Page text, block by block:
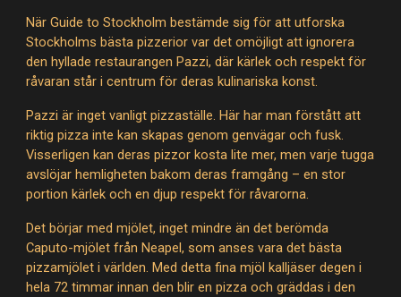
När Guide to Stockholm bestämde sig för att utforska
Stockholms bästa pizzerior var det omöjligt att ignorera
den hyllade restaurangen Pazzi, där kärlek och respekt för
råvaran står i centrum för deras kulinariska konst.
Pazzi är inget vanligt pizzaställe. Här har man förstått att
riktig pizza inte kan skapas genom genvägar och fusk.
Visserligen kan deras pizzor kosta lite mer, men varje tugga
avslöjar hemligheten bakom deras framgång – en stor
portion kärlek och en djup respekt för råvarorna.
Det börjar med mjölet, inget mindre än det berömda
Caputo-mjölet från Neapel, som anses vara det bästa
pizzamjölet i världen. Med detta fina mjöl kalljäser degen i
hela 72 timmar innan den blir en pizza och gräddas i den